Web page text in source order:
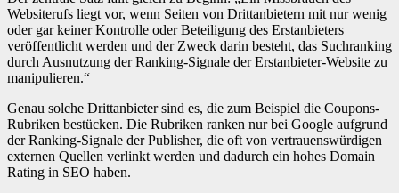
Websiterufs liegt vor, wenn Seiten von Drittanbietern mit nur wenig
oder gar keiner Kontrolle oder Beteiligung des Erstanbieters
veröffentlicht werden und der Zweck darin besteht, das Suchranking
durch Ausnutzung der Ranking-Signale der Erstanbieter-Website zu
manipulieren.“
Genau solche Drittanbieter sind es, die zum Beispiel die Coupons-
Rubriken bestücken. Die Rubriken ranken nur bei Google aufgrund
der Ranking-Signale der Publisher, die oft von vertrauenswürdigen
externen Quellen verlinkt werden und dadurch ein hohes Domain
Rating in SEO haben.